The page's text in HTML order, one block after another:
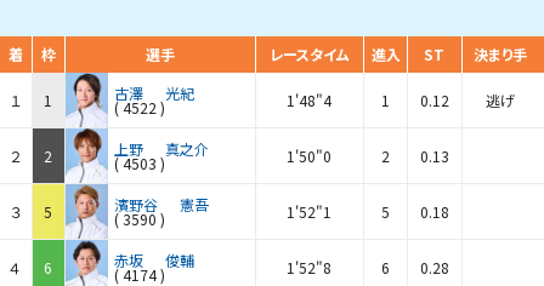
着 枠 選手 レースタイム 進入 ST 決まり手
１ 1 古澤 光紀
(4522 ) 1'48"4 1 0.12 逃げ
２ 2 上野 真之介
(4503 ) 1'50"0 2 0.13
３ 5 濱野谷 憲吾
(3590 ) 1'52"1 5 0.18
４ 6 赤坂 俊輔
(4174) 1'52"8 6 0.28